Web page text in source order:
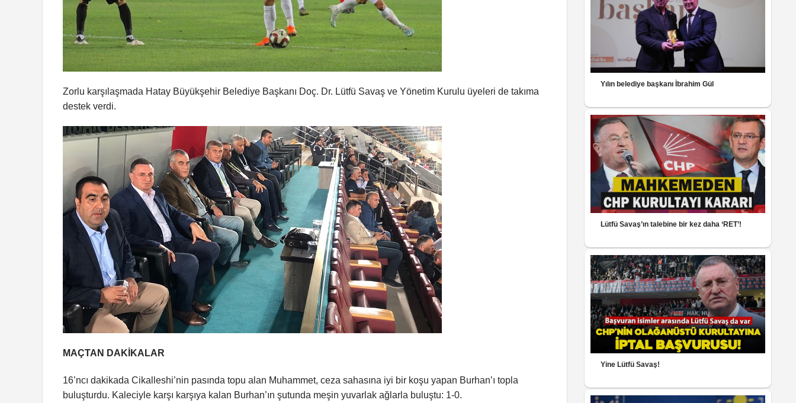
Zorlu karşılaşmada Hatay Büyükşehir Belediye Başkanı Doç. Dr. Lütfü Savaş ve Yönetim Kurulu üyeleri de takıma
destek verdi.
MAÇTAN DAKİKALAR
16’ncı dakikada Cikalleshi’nin pasında topu alan Muhammet, ceza sahasına iyi bir koşu yapan Burhan’ı topla
buluşturdu. Kaleciyle karşı karşıya kalan Burhan’ın şutunda meşin yuvarlak ağlarla buluştu: 1-0.
Yılın belediye başkanı İbrahim Gül
Lütfü Savaş’ın talebine bir kez daha ‘RET’!
Yine Lütfü Savaş!